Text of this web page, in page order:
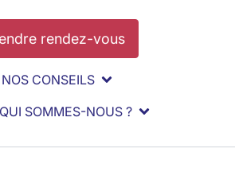
rendez-vous
NOS CONSEILS
QUI SOMMES-NOUS ?